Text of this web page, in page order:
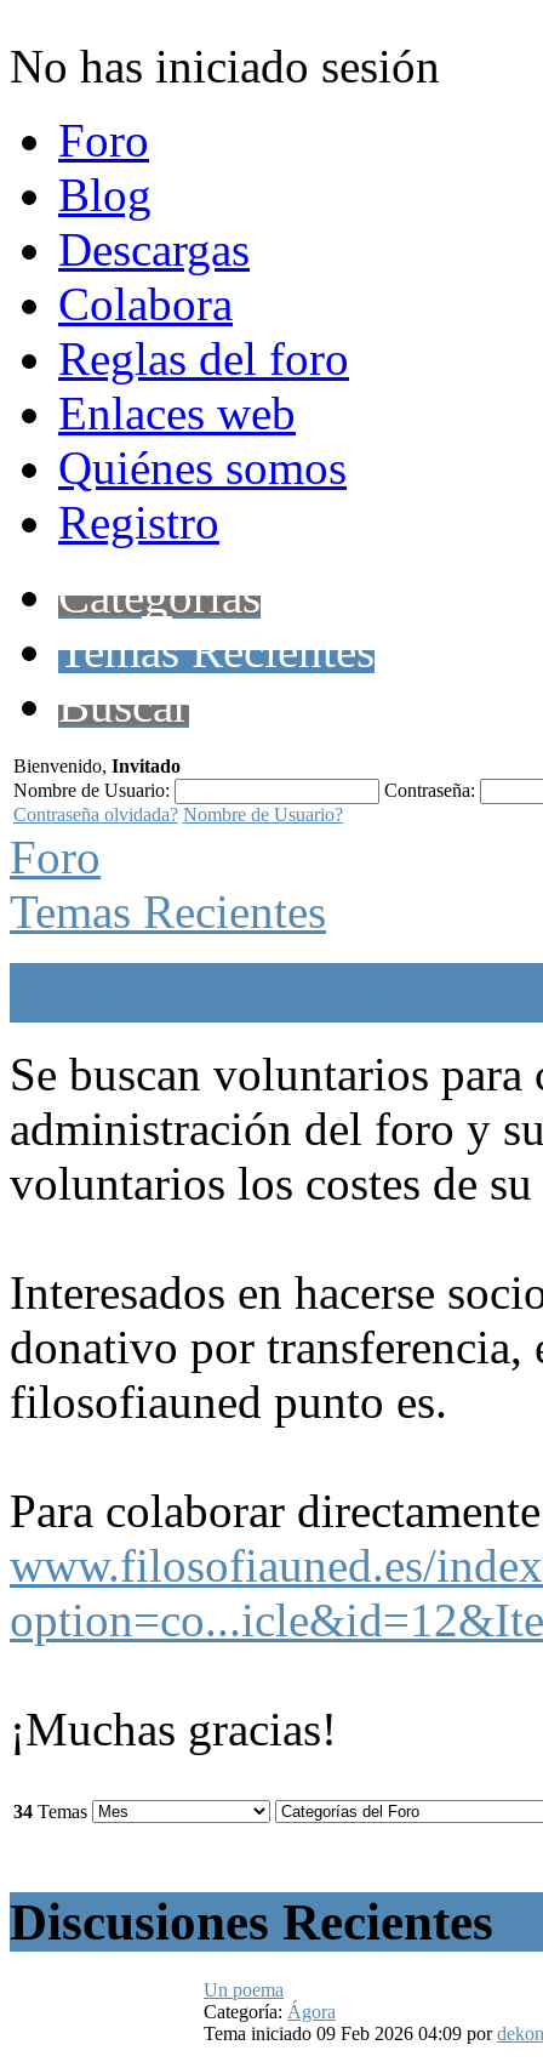
No has iniciado sesión
Foro
Blog
Descargas
Colabora
Reglas del foro
Enlaces web
Quiénes somos
Registro
Categorías
Temas Recientes
Buscar
Bienvenido, Invitado
Nombre de Usuario:
Contraseña:
Contraseña olvidada? Nombre de Usuario?
Foro
Temas Recientes
Se buscan voluntarios para
administración del foro y
voluntarios los costes de
Interesados en hacerse
donativo por transferencia,
filosofiauned punto es.
Para colaborar
www.filosofiauned.es/
¡Muchas gracias!
34 Temas
Discusiones Recientes
Un poema
Categoría: Ágora
Tema iniciado 09 Feb 2026 04:09 por